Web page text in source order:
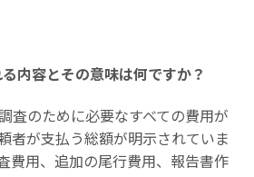
内容とその意味は何ですか？
査のために必要なすべての費用が
者が支払う総額が明示されていま
費用、追加の尾行費用、報告書作